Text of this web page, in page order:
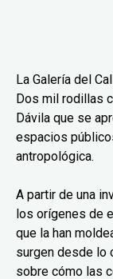
La Galería del
Dos mil rodillas
Dávila que se
espacios
antropológica.
A partir de una
los orígenes de
que la han
surgen desde lo
sobre cómo las